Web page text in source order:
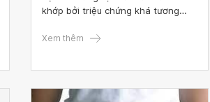
khớp bởi triệu chứng khá tương
những triệu chứng như đau nhức,
Xem thêm